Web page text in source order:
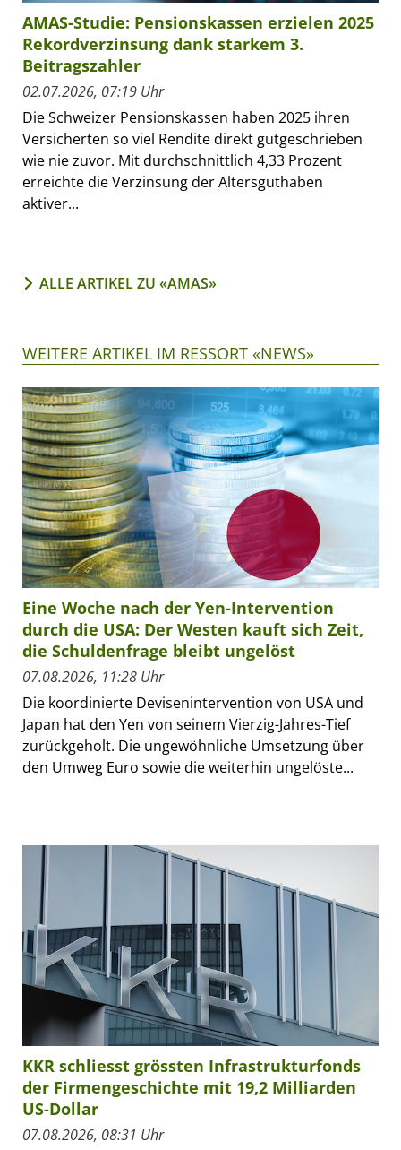
AMAS-Studie: Pensionskassen erzielen 2025
Rekordverzinsung dank starkem 3.
Beitragszahler
02.07.2026, 07:19 Uhr
Die Schweizer Pensionskassen haben 2025 ihren
Versicherten so viel Rendite direkt gutgeschrieben
wie nie zuvor. Mit durchschnittlich 4,33 Prozent
erreichte die Verzinsung der Altersguthaben
aktiver...
ALLE ARTIKEL ZU «AMAS»
WEITERE ARTIKEL IM RESSORT «NEWS»
Eine Woche nach der Yen-Intervention
durch die USA: Der Westen kauft sich Zeit,
die Schuldenfrage bleibt ungelöst
07.08.2026, 11:28 Uhr
Die koordinierte Devisenintervention von USA und
Japan hat den Yen von seinem Vierzig-Jahres-Tief
zurückgeholt. Die ungewöhnliche Umsetzung über
den Umweg Euro sowie die weiterhin ungelöste...
KKR schliesst grössten Infrastrukturfonds
der Firmengeschichte mit 19,2 Milliarden
US-Dollar
07.08.2026, 08:31 Uhr